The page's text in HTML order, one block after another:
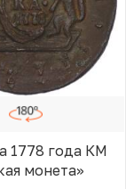
1778 года КМ
монета»